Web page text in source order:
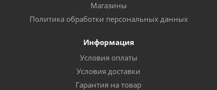
Магазины
Политика обработки персональных данных
Информация
Условия оплаты
Условия доставки
Гарантия на товар